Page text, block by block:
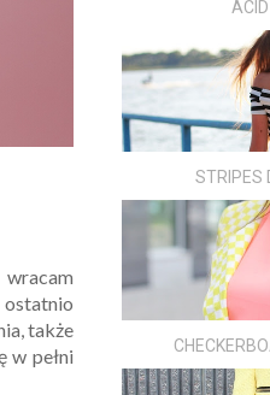
także
w pełni
STRIPES